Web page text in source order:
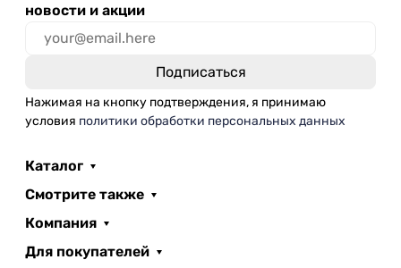
новости и акции
Нажимая на кнопку подтверждения, я принимаю
условия политики обработки персональных данных
Каталог
Смотрите также
Компания
Для покупателей